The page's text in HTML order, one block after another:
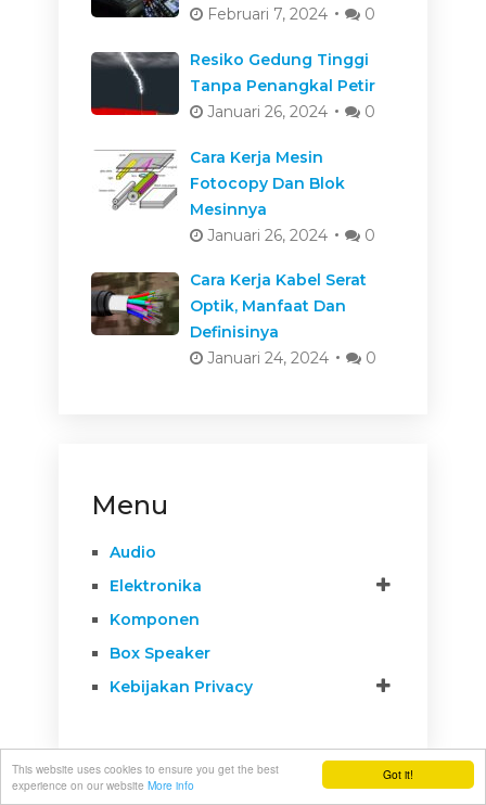
Got it!
This website uses cookies to ensure you get the best
experience on our website More info
Februari 7, 2024
0
Resiko Gedung Tinggi
Tanpa Penangkal Petir
Januari 26, 2024
0
Cara Kerja Mesin
Fotocopy Dan Blok
Mesinnya
Januari 26, 2024
0
Cara Kerja Kabel Serat
Optik, Manfaat Dan
Definisinya
Januari 24, 2024
0
Menu
Audio
Elektronika
Komponen
Box Speaker
Kebijakan Privacy